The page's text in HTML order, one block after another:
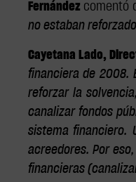
Fernández comentó
no estaban
Cayetana Lado,
financiera de 2008.
reforzar la
canalizar fondos
sistema financiero.
acreedores. Por
financieras